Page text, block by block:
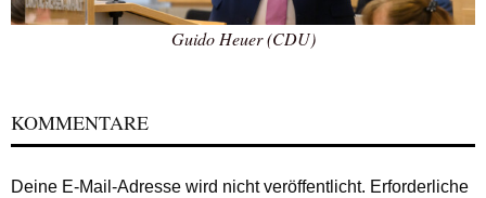
Guido Heuer (CDU)
KOMMENTARE
Deine E-Mail-Adresse wird nicht veröffentlicht. Erforderliche